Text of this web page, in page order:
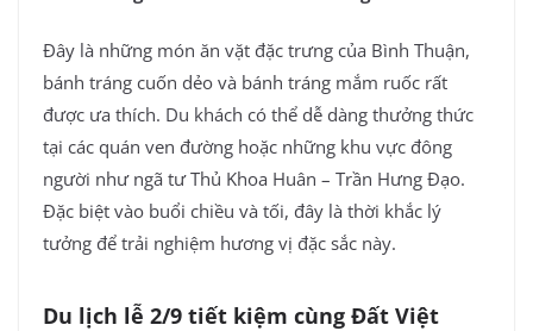
Đây là những món ăn vặt đặc trưng của Bình Thuận,
bánh tráng cuốn dẻo và bánh tráng mắm ruốc rất
được ưa thích. Du khách có thể dễ dàng thưởng thức
tại các quán ven đường hoặc những khu vực đông
người như ngã tư Thủ Khoa Huân – Trần Hưng Đạo.
Đặc biệt vào buổi chiều và tối, đây là thời khắc lý
tưởng để trải nghiệm hương vị đặc sắc này.
Du lịch lễ 2/9 tiết kiệm cùng Đất Việt